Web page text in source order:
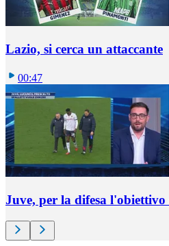
Lazio, si cerca un attaccante
00:47
Juve, per la difesa